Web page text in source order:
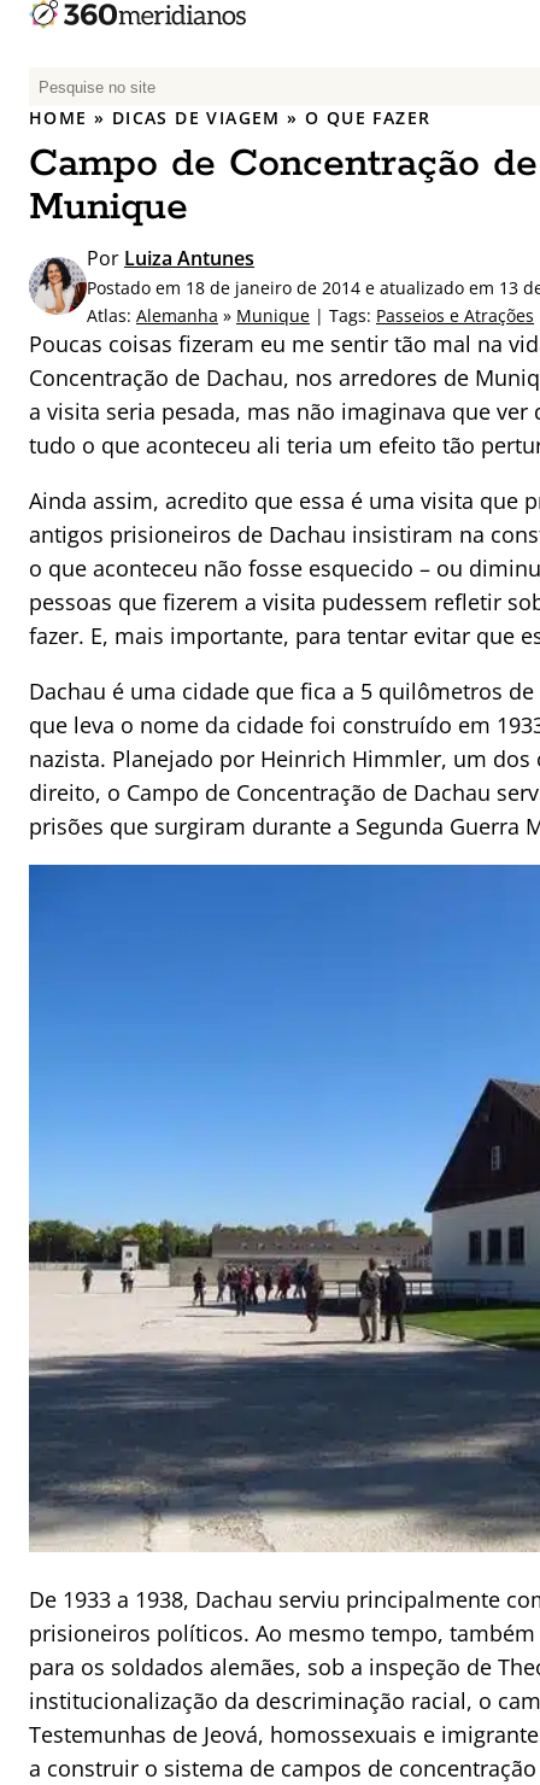
P
e
q
u
i
a
r
p
o
:
HOME » DICAS DE VIAGEM »O QUE FAZER
Campo de Concentração
Munique
Por Luiza Antunes
Postado em 18 de janeiro de 2014 e atualizado em 13
Atlas: Alemanha » Munique | Tags: Passeios e Atrações
Poucas coisas fizeram eu me sentir tão mal na
Concentração de Dachau, nos arredores de
a visita seria pesada, mas não imaginava que
tudo o que aconteceu ali teria um efeito tão
Ainda assim, acredito que essa é uma visita que
antigos prisioneiros de Dachau insistiram na
o que aconteceu não fosse esquecido – ou
pessoas que fizerem a visita pudessem refletir
fazer. E, mais importante, para tentar evitar que
Dachau é uma cidade que fica a 5 quilômetros
que leva o nome da cidade foi construído em
nazista. Planejado por Heinrich Himmler, um
direito, o Campo de Concentração de Dachau
prisões que surgiram durante a Segunda Guerra
De 1933 a 1938, Dachau serviu principalmente
prisioneiros políticos. Ao mesmo tempo, também
para os soldados alemães, sob a inspeção de
institucionalização da descriminação racial, o
Testemunhas de Jeová, homossexuais e
a construir o sistema de campos de